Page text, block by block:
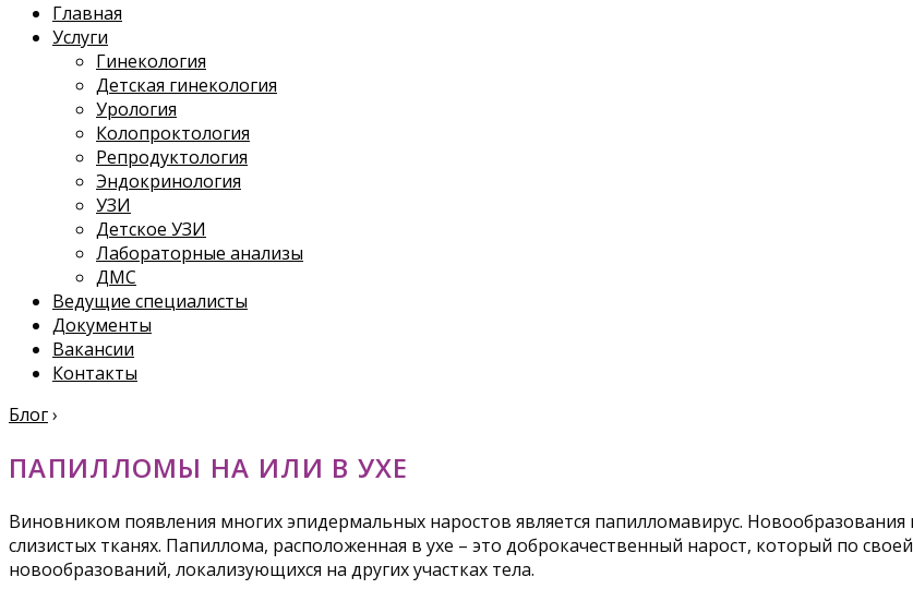
Главная
Услуги
Гинекология
Детская гинекология
Урология
Колопроктология
Репродуктология
Эндокринология
УЗИ
Детское УЗИ
Лабораторные анализы
ДМС
Ведущие специалисты
Документы
Вакансии
Контакты
Блог›
ПАПИЛЛОМЫ НА ИЛИ В УХЕ
Виновником появления многих эпидермальных наростов является папилломавирус. Новообразования
слизистых тканях. Папиллома, расположенная в ухе – это доброкачественный нарост, который по
новообразований, локализующихся на других участках тела.